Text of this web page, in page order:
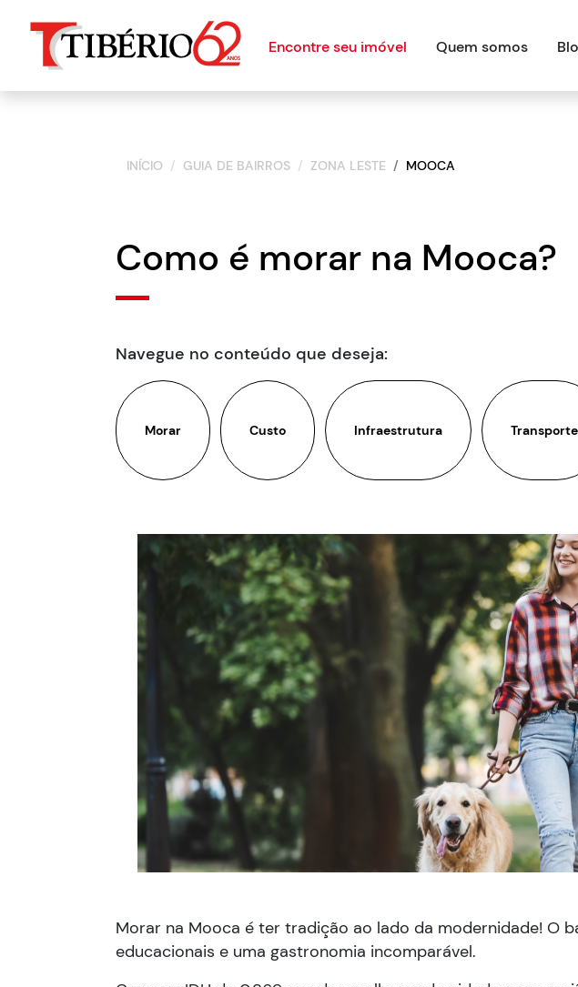
Encontre seu imóvel Quem somos
INÍCIO GUIA DE BAIRROS ZONA LESTE MOOCA
Como é morar na Mooca?
Navegue no conteúdo que deseja:
Morar Custo Infraestrutura Transporte
Morar na Mooca é ter tradição ao lado da modernidade! O
educacionais e uma gastronomia incomparável.